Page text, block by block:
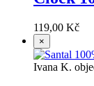
119,00 Kč
×
Ivana K.